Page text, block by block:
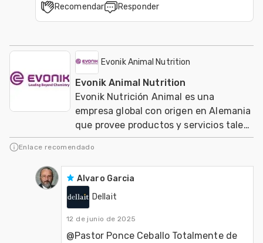
Recomendar Responder
Evonik Animal Nutrition
Evonik Animal Nutrition
Evonik Nutrición Animal es una
empresa global con origen en Alemania
que provee productos y servicios tales
como aminoacidos y probióticos para
aves y cerdo
Enlace recomendado
Alvaro Garcia
Dellait
12 de junio de 2025
@Pastor Ponce Ceballo Totalmente de